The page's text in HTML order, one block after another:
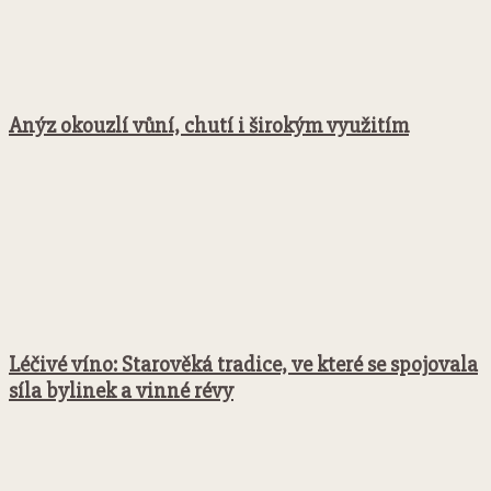
Anýz okouzlí vůní, chutí i širokým využitím
Léčivé víno: Starověká tradice, ve které se spojovala
síla bylinek a vinné révy